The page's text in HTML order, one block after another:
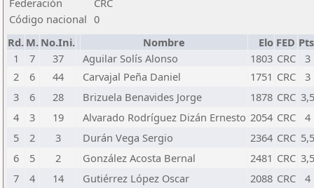
Federación
CRC
Código nacional 0
Rd. M. No.Ini. Nombre Elo FED
1
7 37 Aguilar Solís Alonso 1803 CRC
3
2
6 44 Carvajal Peña Daniel 1751 CRC
3
3
6 28 Brizuela Benavides Jorge 1878 CRC
4
3 19 Alvarado Rodríguez Dizán Ernesto 2054 CRC
4
5
2 3 Durán Vega Sergio 2364 CRC
6
5 2 González Acosta Bernal 2481 CRC
7
4 14 Gutiérrez López Oscar 2088 CRC
4